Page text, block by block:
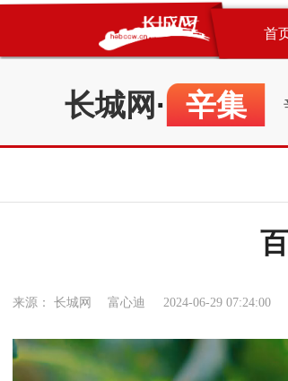
首
长城网 · 辛集
来源： 长城网 富心迪 2024-06-29 07:24:00